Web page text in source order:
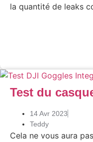
la quantité de leaks
Test du
14 Avr 2023
Teddy
Cela ne vous aura